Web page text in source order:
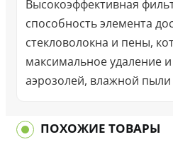
Высокоэффективная
способность элемента
стекловолокна и пены,
максимальное удаление
аэрозолей, влажной
ПОХОЖИЕ ТОВАРЫ